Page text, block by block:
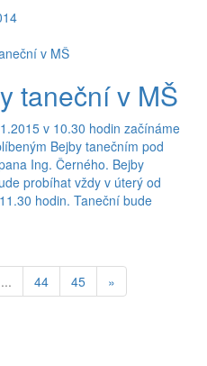
taneční v MŠ
v 10.30 hodin začínáme
Bejby tanečním pod
Ing. Černého. Bejby
probíhat vždy v úterý od
hodin. Taneční bude
... 44 45 »